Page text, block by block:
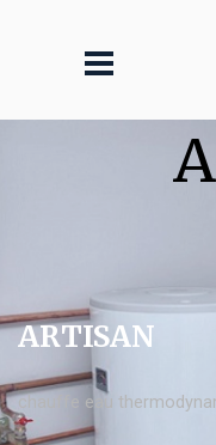
ARTISAN
chauffe eau